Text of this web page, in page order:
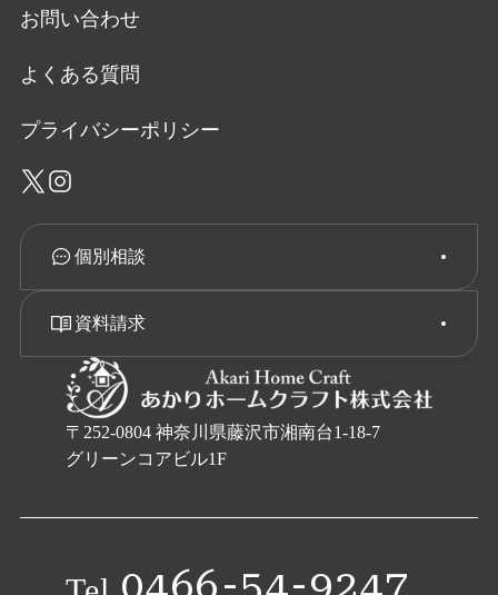
〒252-0804 神奈川県藤沢市湘南台1-18-7
グリーンコアビル1F
お問い合わせ
よくある質問
プライバシーポリシー
個別相談
資料請求